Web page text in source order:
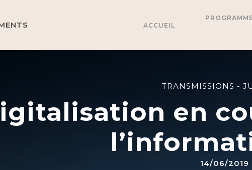
ACCUEIL
PROGRAMME
TRANSMISSIONS -
en
14/06/2019